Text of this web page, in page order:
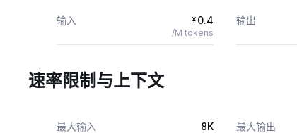
输入 ¥ 0.4
/M tokens
输出
速率限制与上下文
最大输入 8K 最大输出